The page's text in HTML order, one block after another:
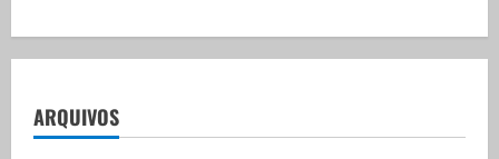
ARQUIVOS